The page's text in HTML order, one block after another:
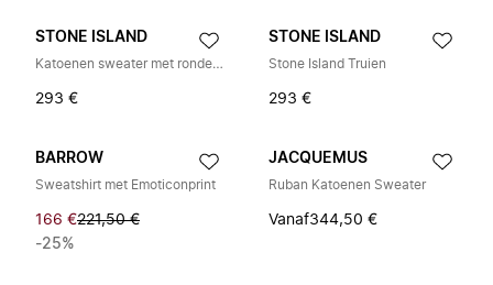
STONE ISLAND
Katoenen sweater met ronde hals
293 €
STONE ISLAND
Stone Island Truien
293 €
BARROW
Sweatshirt met Emoticonprint
166 €221,50 €
-25%
JACQUEMUS
Ruban Katoenen Sweater
Vanaf344,50 €